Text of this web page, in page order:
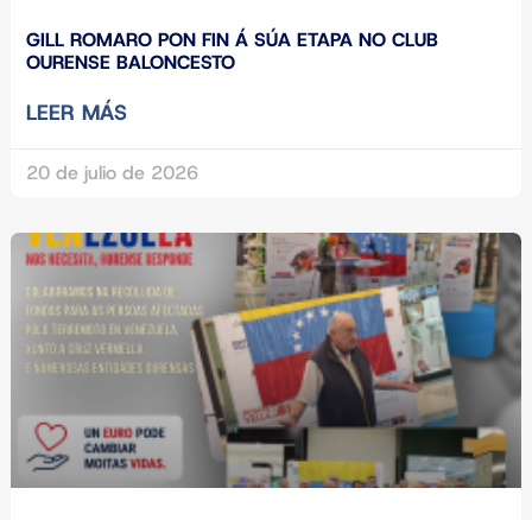
GILL ROMARO PON FIN Á SÚA ETAPA NO CLUB
OURENSE BALONCESTO
LEER MÁS
20 de julio de 2026